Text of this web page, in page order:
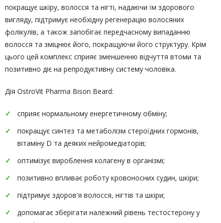
покращує шкіру, волосся та нігті, надаючи їм здорового
вигляду, підтримує необхідну регенерацію волосяних
фолікулів, а також запобігає передчасному випаданню
волосся та зміцнює його, покращуючи його структуру. Крім
цього цей комплекс сприяє зменшенню відчуття втоми та
позитивно діє на репродуктивну систему чоловіка.
Дія OstroVit Pharma Bison Beard:
сприяє нормальному енергетичному обміну;
покращує синтез та метаболізм стероїдних гормонів,
вітаміну D та деяких нейромедіаторів;
оптимізує вироблення колагену в організмі;
позитивно впливає роботу кровоносних судин, шкіри;
підтримує здоров'я волосся, нігтів та шкіри;
допомагає зберігати належний рівень тестостерону у